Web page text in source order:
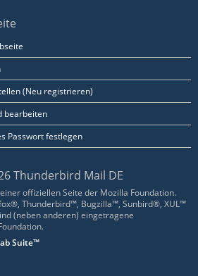
(Neu registrieren)
bearbeiten
Passwort festlegen
Thunderbird Mail DE
offiziellen Seite der Mozilla Foundation.
Thunderbird™, Bugzilla™, Sunbird®, XUL™
(neben anderen) eingetragene
Suite™